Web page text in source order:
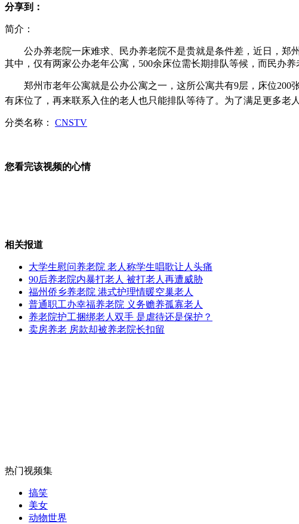
美国丹佛枪击案嫌犯23日开庭受审
超大杯鸡尾酒欲打破世界纪录
辽阳一老人两年换12个保姆
无痛分娩是否安全 医生回应
外交部：反对强权政治霸凌主义
分享到：
简介：
公办养老院一床难求、民办养老院不是贵就是条件差，近日，郑州
其中，仅有两家公办老年公寓，500余床位需长期排队等候，而民办养
郑州市老年公寓就是公办公寓之一，这所公寓共有9层，床位200
有床位了，再来联系入住的老人也只能排队等待了。为了满足更多老
分类名称： CNSTV
您看完该视频的心情
相关报道
大学生慰问养老院 老人称学生唱歌让人头痛
90后养老院内暴打老人 被打老人再遭威胁
福州侨乡养老院 港式护理情暖空巢老人
普通职工办幸福养老院 义务赡养孤寡老人
养老院护工捆绑老人双手 是虐待还是保护？
卖房养老 房款却被养老院长扣留
热门视频集
搞笑
美女
动物世界